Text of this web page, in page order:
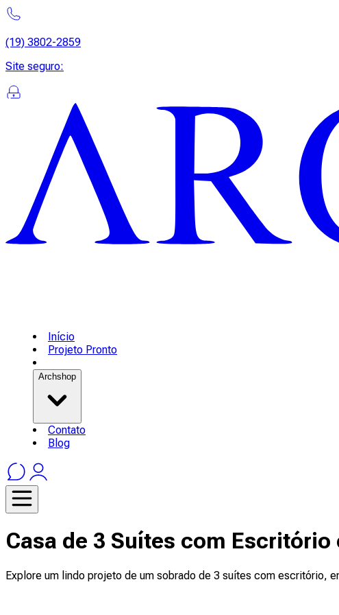
(19) 3802-2859
Site seguro:
Início
Projeto Pronto
Archshop
Contato
Blog
Casa de 3 Suítes com
Explore um lindo projeto de um sobrado de 3 suítes com escritório,